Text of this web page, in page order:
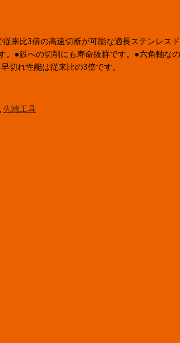
来比3倍の高速切断が可能な適長ステンレ
●鉄への切削にも寿命抜群です。●六角軸
切れ性能は従来比の3倍です。
, 先端工具